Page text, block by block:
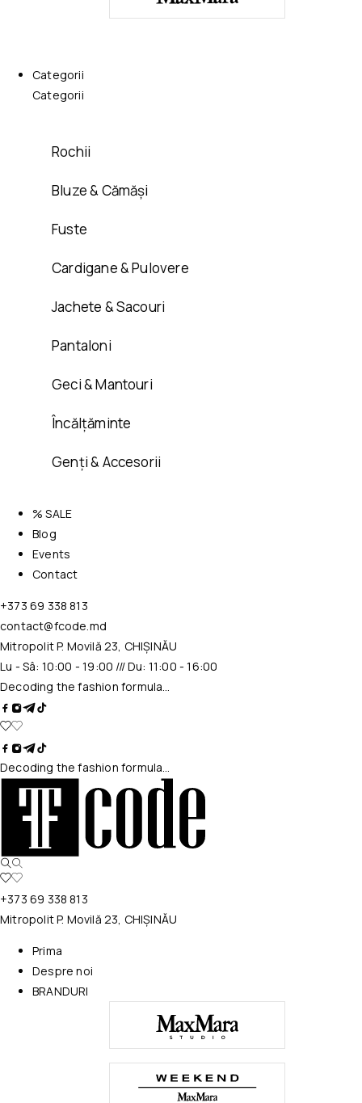
Categorii
Categorii
Rochii
Bluze & Cămăși
Fuste
Cardigane & Pulovere
Jachete & Sacouri
Pantaloni
Geci & Mantouri
Încălțăminte
Genți & Accesorii
% SALE
Blog
Events
Contact
+373 69 338 813
contact@fcode.md
Mitropolit P. Movilă 23, CHIȘINĂU
Lu - Sâ: 10:00 - 19:00 /// Du: 11:00 - 16:00
Decoding the fashion formula…
Decoding the fashion formula…
+373 69 338 813
Mitropolit P. Movilă 23, CHIȘINĂU
Prima
Despre noi
BRANDURI